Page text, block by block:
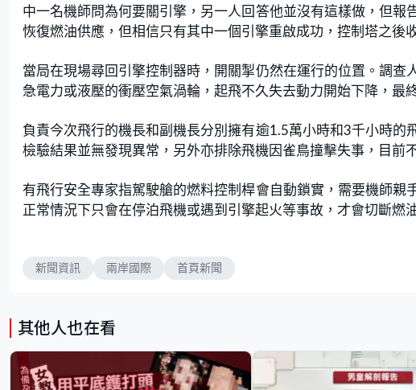
中一名機師問為何要關引擎，另一人回答他並沒有這樣做，但
恢復燃油供應，但相信只有其中一個引擎重啟成功，控制塔之後
當局在現場尋回引擎控制器時，開關掣仍然在運行的位置。調
急電力或液壓的衝壓空氣渦輪，起飛不久失去動力開始下降，最
負責今次飛行的機長和副機長分別擁有逾1.5萬小時和3千小時
檢驗結果並無發現異常，另外亦排除飛機因雀鳥撞擊失事，目前
有飛行安全專家指駕駛艙的燃料控制桿會自動鎖實，需要機師
正常情況下只會在停泊飛機或遇到引擎起火等事故，才會切斷燃
新聞資訊 兩岸國際 首頁新聞
其他人也在看